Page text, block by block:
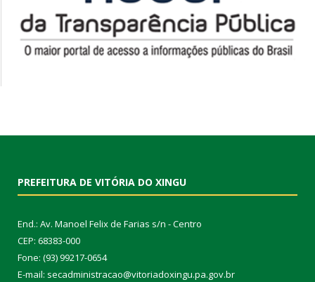
PREFEITURA DE VITÓRIA DO XINGU
End.: Av. Manoel Felix de Farias s/n - Centro
CEP: 68383-000
Fone: (93) 99217-0654
E-mail: secadministracao@vitoriadoxingu.pa.gov.br